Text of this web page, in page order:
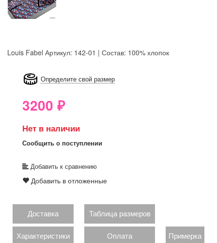
Louis Fabel Артикул: 142-01 | Состав: 100% хлопок
Определите свой размер
3200 ₽
Нет в наличии
Сообщить о поступлении
Добавить к сравнению
Добавить в отложенные
Доставка Таблица размеров
Характеристики Оплата Примерка